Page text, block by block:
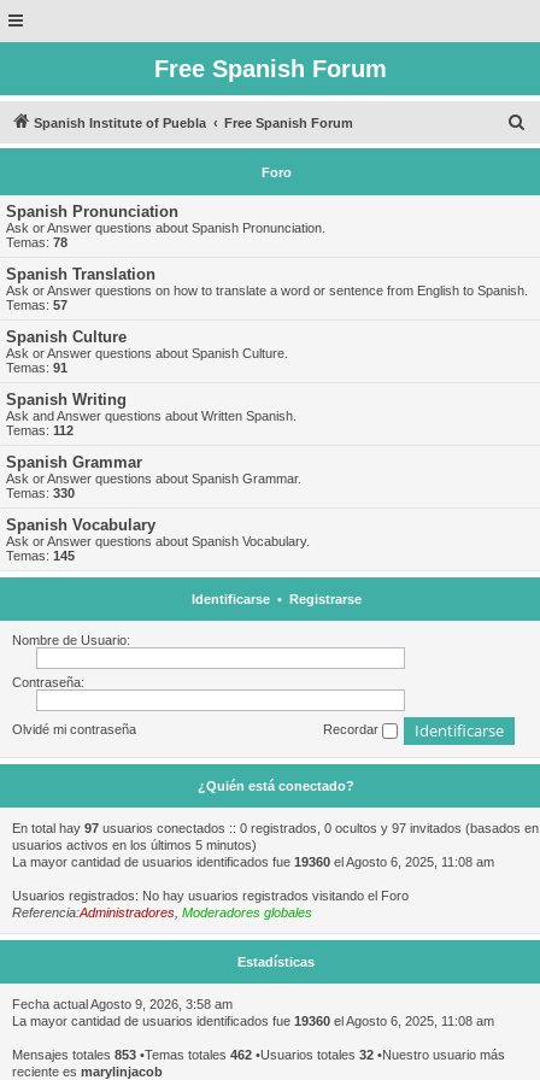
Free Spanish Forum
Spanish Institute of Puebla Free Spanish Forum
u
Foro
Spanish Pronunciation
Ask or Answer questions about Spanish Pronunciation.
Temas: 78
Spanish Translation
Ask or Answer questions on how to translate a word or sentence from English to Spanish.
Temas: 57
Spanish Culture
Ask or Answer questions about Spanish Culture.
Temas: 91
Spanish Writing
Ask and Answer questions about Written Spanish.
Temas: 112
Spanish Grammar
Ask or Answer questions about Spanish Grammar.
Temas: 330
Spanish Vocabulary
Ask or Answer questions about Spanish Vocabulary.
Temas: 145
Identificarse• Registrarse
Nombre de Usuario:
Contraseña:
Olvidé mi contraseña Recordar
¿Quién está conectado?
En total hay 97 usuarios conectados :: 0 registrados, 0 ocultos y 97 invitados (basados en
usuarios activos en los últimos 5 minutos)
La mayor cantidad de usuarios identificados fue 19360 el Agosto 6, 2025, 11:08 am
Usuarios registrados: No hay usuarios registrados visitando el Foro
Referencia:Administradores Moderadores globales
Estadísticas
Fecha actual Agosto 9, 2026, 3:58 am
La mayor cantidad de usuarios identificados fue 19360 el Agosto 6, 2025, 11:08 am
Mensajes totales 853 •Temas totales 462 •Usuarios totales 32 •Nuestro usuario más
reciente es marylinjacob